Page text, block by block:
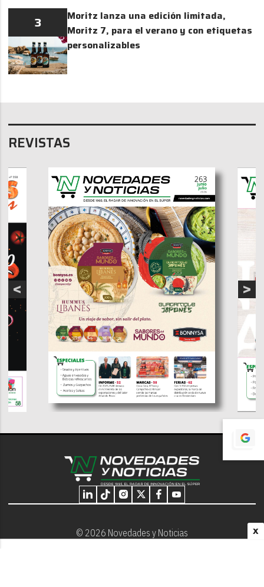
X
3
Moritz lanza una edición limitada,
Moritz 7, para el verano y con etiquetas
personalizables
REVISTAS
© 2026 Novedades y Noticias